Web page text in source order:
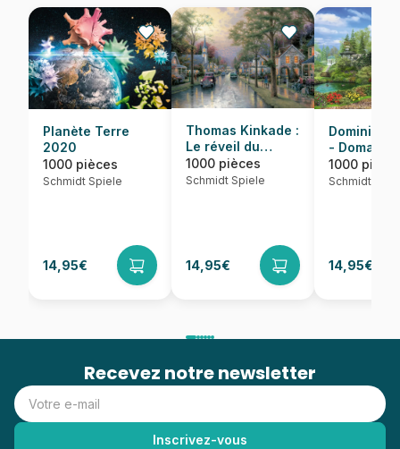
Planète Terre
2020
1000 pièces
Schmidt Spiele
14,95€
Thomas Kinkade :
Le réveil du
village
1000 pièces
Schmidt Spiele
14,95€
Dominic
- Domaine
idyllique
1000
Schmidt
14,95€
Recevez notre newsletter